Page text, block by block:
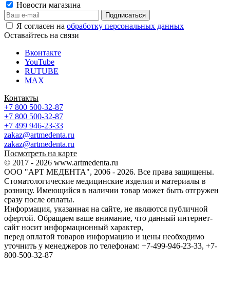
Новости магазина
Я согласен на обработку персональных данных
Оставайтесь на связи
Вконтакте
YouTube
RUTUBE
MAX
Контакты
+7 800 500-32-87
+7 800 500-32-87
+7 499 946-23-33
zakaz@artmedenta.ru
zakaz@artmedenta.ru
Посмотреть на карте
© 2017 - 2026 www.artmedenta.ru
ООО "АРТ МЕДЕНТА", 2006 - 2026. Все права защищены.
Стоматологические медицинские изделия и материалы в
розницу. Имеющийся в наличии товар может быть отгружен
сразу после оплаты.
Информация, указанная на сайте, не являются публичной
офертой. Обращаем ваше внимание, что данный интернет-
сайт носит информационный характер,
перед оплатой товаров информацию и цены необходимо
уточнить у менеджеров по телефонам: +7-499-946-23-33, +7-
800-500-32-87